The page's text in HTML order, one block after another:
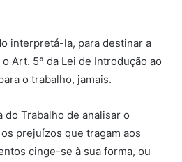
interpretá-la, para destinar a
Art. 5º da Lei de Introdução ao
o trabalho, jamais.
Trabalho de analisar o
prejuízos que tragam aos
cinge-se à sua forma, ou